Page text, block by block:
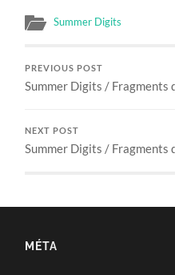
Summer Digits
PREVIOUS POST
Summer Digits / Fragments
NEXT POST
Summer Digits / Fragments
MÉTA